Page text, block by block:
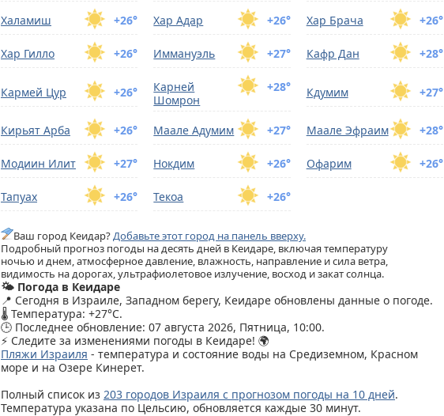
+26°
Халамиш +26°
Хар Адар +26°
Хар Брача
+26°
Хар Гилло +27°
Иммануэль +28°
Кафр Дан
+26°
Кармей Цур +28°
Карней
Шомрон
+27°
Кдумим
+26°
Кирьят Арба +27°
Маале Адумим +28°
Маале Эфраим
+27°
Модиин Илит +26°
Нокдим +26°
Офарим
+26°
Тапуах +26°
Текоа
Ваш город Кеидар?Добавьте этот город на панель вверху.
Подробный прогноз погоды на десять дней в Кеидаре, включая температуру
ночью и днем, атмосферное давление, влажность, направление и сила ветра,
видимость на дорогах, ультрафиолетовое излучение, восход и закат солнца.
🌤️ Погода в Кеидаре
📍 Сегодня в Израиле, Западном берегу, Кеидаре обновлены данные о погоде.
🌡️ Температура: +27°C.
🕒 Последнее обновление: 07 августа 2026, Пятница, 10:00.
⚡ Следите за изменениями погоды в Кеидаре! 🌍
Пляжи Израиля - температура и состояние воды на Средиземном, Красном
море и на Озере Кинерет.
Полный список из 203 городов Израиля с прогнозом погоды на 10 дней.
Температура указана по Цельсию, обновляется каждые 30 минут.